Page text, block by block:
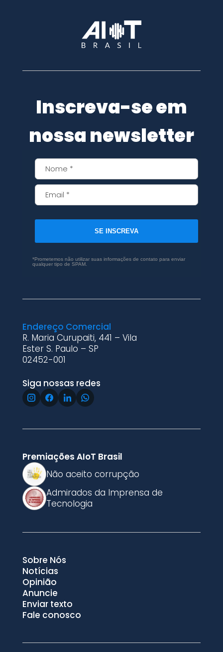
Inscreva-se em
nossa newsletter
SE INSCREVA
*Prometemos não utilizar suas informações de contato para enviar
qualquer tipo de SPAM.
Endereço Comercial
R. Maria Curupaiti, 441 – Vila
Ester S. Paulo – SP
02452-001
Siga nossas redes
Premiações AIoT Brasil
Não aceito corrupção
Admirados da Imprensa de
Tecnologia
Sobre Nós
Notícias
Opinião
Anuncie
Enviar texto
Fale conosco